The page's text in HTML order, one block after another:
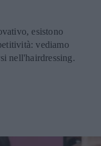
esistono
vediamo
nell'hairdressing.